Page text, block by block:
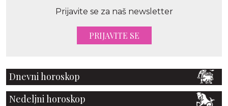
Prijavite se za naš newsletter
PRIJAVITE SE
Dnevni horoskop
Nedeljni horoskop